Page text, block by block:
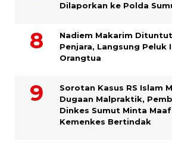
Dilaporkan ke Polda
​Nadiem Makarim
Penjara, Langsung Peluk
Orangtua
Sorotan Kasus RS Islam
Dugaan Malpraktik,
Dinkes Sumut Minta
Kemenkes Bertindak